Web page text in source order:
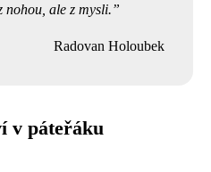
nohou, ale z mysli.
Radovan Holoubek
v páteřáku